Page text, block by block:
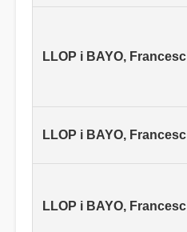
LLOP i BAYO, Francesc
LLOP i BAYO, Francesc
LLOP i BAYO, Francesc